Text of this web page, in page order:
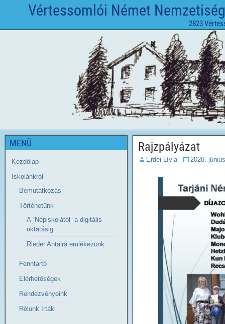
Vértessomlói Német
2823
Rajzpályázat
Erdei Lívia 2026.
MENÜ
Kezdőlap
Iskolánkról
Bemutatkozás
Történetünk
A “Népiskolától” a digitális
oktatásig
Rieder Antalra emlékezünk
Fenntartó
Elérhetőségek
Rendezvényeink
Rólunk írták